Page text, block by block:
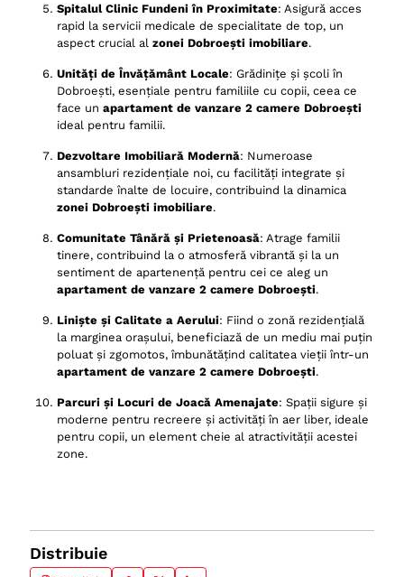
Spitalul Clinic Fundeni în Proximitate: Asigură acces
rapid la servicii medicale de specialitate de top, un
aspect crucial al zonei Dobroești imobiliare.
Unități de Învățământ Locale: Grădinițe și școli în
Dobroești, esențiale pentru familiile cu copii, ceea ce
face un apartament de vanzare 2 camere Dobroești
ideal pentru familii.
Dezvoltare Imobiliară Modernă: Numeroase
ansambluri rezidențiale noi, cu facilități integrate și
standarde înalte de locuire, contribuind la dinamica
zonei Dobroești imobiliare.
Comunitate Tânără și Prietenoasă: Atrage familii
tinere, contribuind la o atmosferă vibrantă și la un
sentiment de apartenență pentru cei ce aleg un
apartament de vanzare 2 camere Dobroești.
Liniște și Calitate a Aerului: Fiind o zonă rezidențială
la marginea orașului, beneficiază de un mediu mai puțin
poluat și zgomotos, îmbunătățind calitatea vieții într-un
apartament de vanzare 2 camere Dobroești.
Parcuri și Locuri de Joacă Amenajate: Spații sigure și
moderne pentru recreere și activități în aer liber, ideale
pentru copii, un element cheie al atractivității acestei
zone.
Distribuie